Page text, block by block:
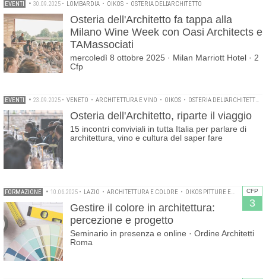
EVENTI • 30.09.2025 • LOMBARDIA • OIKOS • OSTERIA DELL'ARCHITETTO
Osteria dell'Architetto fa tappa alla
Milano Wine Week con Oasi Architects e
TAMassociati
mercoledì 8 ottobre 2025 · Milan Marriott Hotel · 2
Cfp
EVENTI • 23.09.2025 • VENETO • ARCHITETTURA E VINO • OIKOS • OSTERIA DELL'ARCHITETTO
Osteria dell'Architetto, riparte il viaggio
15 incontri conviviali in tutta Italia per parlare di
architettura, vino e cultura del saper fare
CFP
3
FORMAZIONE • 10.06.2025 • LAZIO • ARCHITETTURA E COLORE • OIKOS PITTURE ECOLOGICHE
Gestire il colore in architettura:
percezione e progetto
Seminario in presenza e online · Ordine Architetti
Roma